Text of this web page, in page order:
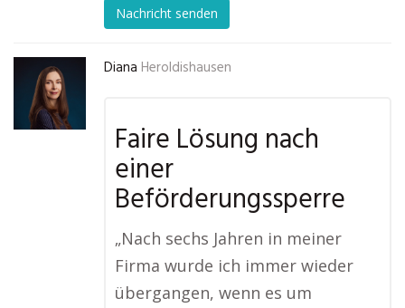
Nachricht senden
Diana Heroldishausen
Faire Lösung nach
einer
Beförderungssperre
„Nach sechs Jahren in meiner
Firma wurde ich immer wieder
übergangen, wenn es um